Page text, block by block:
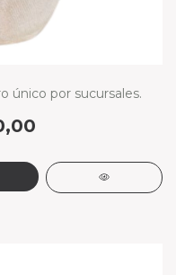
único por sucursales.